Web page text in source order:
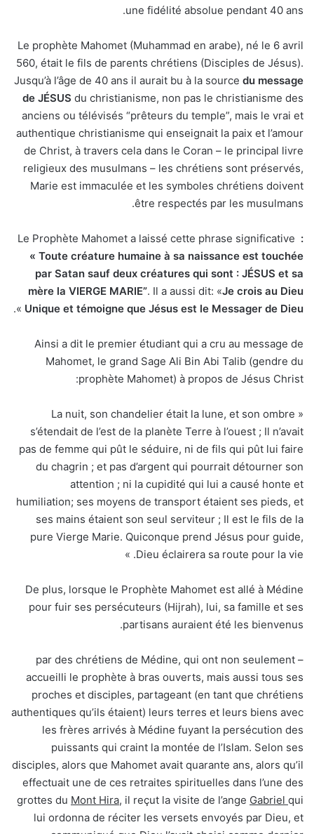
une fidélité absolue pendant 40 ans.
Le prophète Mahomet (Muhammad en arabe), né le 6 avril
560, était le fils de parents chrétiens (Disciples de Jésus).
Jusqu’à l’âge de 40 ans il aurait bu à la source du message
de JÉSUS du christianisme, non pas le christianisme des
anciens ou télévisés “prêteurs du temple”, mais le vrai et
authentique christianisme qui enseignait la paix et l’amour
de Christ, à travers cela dans le Coran – le principal livre
religieux des musulmans – les chrétiens sont préservés,
Marie est immaculée et les symboles chrétiens doivent
être respectés par les musulmans.
Le Prophète Mahomet a laissé cette phrase significative :
« Toute créature humaine à sa naissance est touchée
par Satan sauf deux créatures qui sont : JÉSUS et sa
mère la VIERGE MARIE”. Il a aussi dit: «Je crois au Dieu
Unique et témoigne que Jésus est le Messager de Dieu
».
Ainsi a dit le premier étudiant qui a cru au message de
Mahomet, le grand Sage Ali Bin Abi Talib (gendre du
prophète Mahomet) à propos de Jésus Christ:
« La nuit, son chandelier était la lune, et son ombre
s’étendait de l’est de la planète Terre à l’ouest ; Il n’avait
pas de femme qui pût le séduire, ni de fils qui pût lui faire
du chagrin ; et pas d’argent qui pourrait détourner son
attention ; ni la cupidité qui lui a causé honte et
humiliation; ses moyens de transport étaient ses pieds, et
ses mains étaient son seul serviteur ; Il est le fils de la
pure Vierge Marie. Quiconque prend Jésus pour guide,
Dieu éclairera sa route pour la vie. »
De plus, lorsque le Prophète Mahomet est allé à Médine
pour fuir ses persécuteurs (Hijrah), lui, sa famille et ses
partisans auraient été les bienvenus.
– par des chrétiens de Médine, qui ont non seulement
accueilli le prophète à bras ouverts, mais aussi tous ses
proches et disciples, partageant (en tant que chrétiens
authentiques qu’ils étaient) leurs terres et leurs biens avec
les frères arrivés à Médine fuyant la persécution des
puissants qui craint la montée de l’Islam. Selon ses
disciples, alors que Mahomet avait quarante ans, alors qu’il
effectuait une de ces retraites spirituelles dans l’une des
grottes du Mont Hira, il reçut la visite de l’ange Gabriel qui
lui ordonna de réciter les versets envoyés par Dieu, et